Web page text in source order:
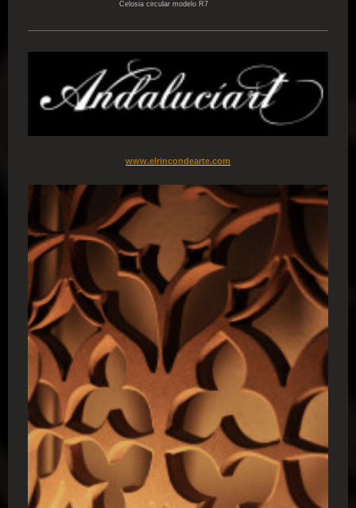
Celosia circular modelo R7
www.elrincondearte.com